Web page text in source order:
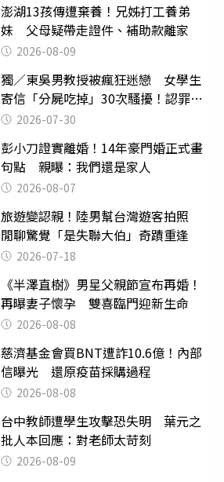
澎湖13孩傳遭棄養！兄姊打工養弟
妹 父母疑帶走證件、補助款離家
2026-08-09
獨／東吳男教授被瘋狂迷戀 女學生
寄信「分屍吃掉」30次騷擾！認罪免
關 2026-07-30
彭小刀證實離婚！14年豪門婚正式畫
句點 親曝：我們還是家人
2026-08-07
旅遊變認親！陸男幫台灣遊客拍照
閒聊驚覺「是失聯大伯」奇蹟重逢
2026-07-18
《半澤直樹》男星父親節宣布再婚！
再曝妻子懷孕 雙喜臨門迎新生命
2026-08-08
慈濟基金會買BNT遭詐10.6億！內部
信曝光 還原疫苗採購過程
2026-08-08
台中教師遭學生攻擊恐失明 葉元之
批人本回應：對老師太苛刻
2026-08-09